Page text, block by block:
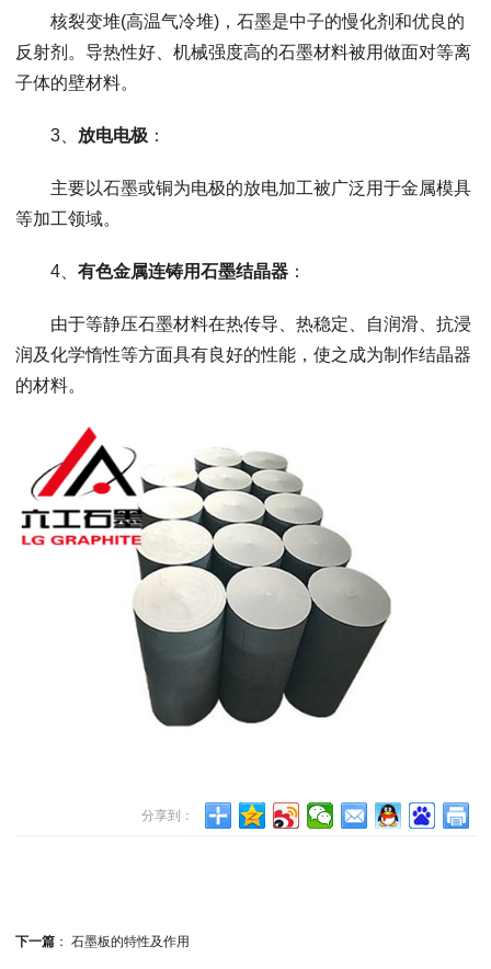
核裂变堆(高温气冷堆)，石墨是中子的慢化剂和优良的
反射剂。导热性好、机械强度高的石墨材料被用做面对等离
子体的壁材料。
3、 放电电极：
主要以石墨或铜为电极的放电加工被广泛用于金属模具
等加工领域。
4、 有色金属连铸用石墨结晶器：
由于等静压石墨材料在热传导、热稳定、自润滑、抗浸
润及化学惰性等方面具有良好的性能，使之成为制作结晶器
的材料。
分享到：
下一篇： 石墨板的特性及作用